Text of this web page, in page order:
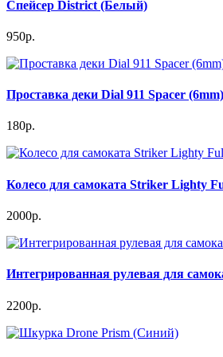
Спейсер District (Белый)
950р.
Проставка деки Dial 911 Spacer (6mm)
180р.
Колесо для самоката Striker Lighty
2000р.
Интегрированная рулевая для
2200р.